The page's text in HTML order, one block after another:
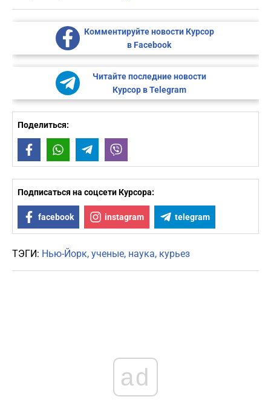
Комментируйте новости Курсор
в Facebook
Читайте последние новости
Курсор в Telegram
Поделиться:
FacebookWhatsAppTelegram
Подписаться на соцсети Курсора:
facebook instagram telegram
ТЭГИ: Нью-Йорк ученые наука курьез
ad